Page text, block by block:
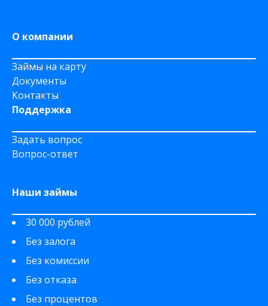
О компании
Займы на карту
Документы
Контакты
Поддержка
Задать вопрос
Вопрос-ответ
Наши займы
30 000 рублей
Без залога
Без комиссии
Без отказа
Без процентов